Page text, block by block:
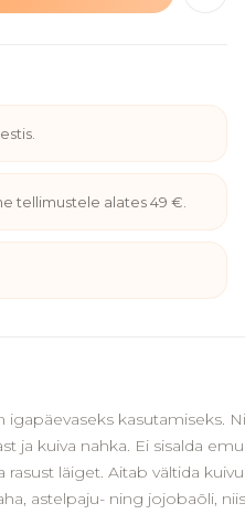
tellimustele alates 49 €.
igapäevaseks kasutamiseks.
ja kuiva nahka. Ei sisalda
rasust läiget. Aitab vältida
astelpaju- ning jojobaõli,